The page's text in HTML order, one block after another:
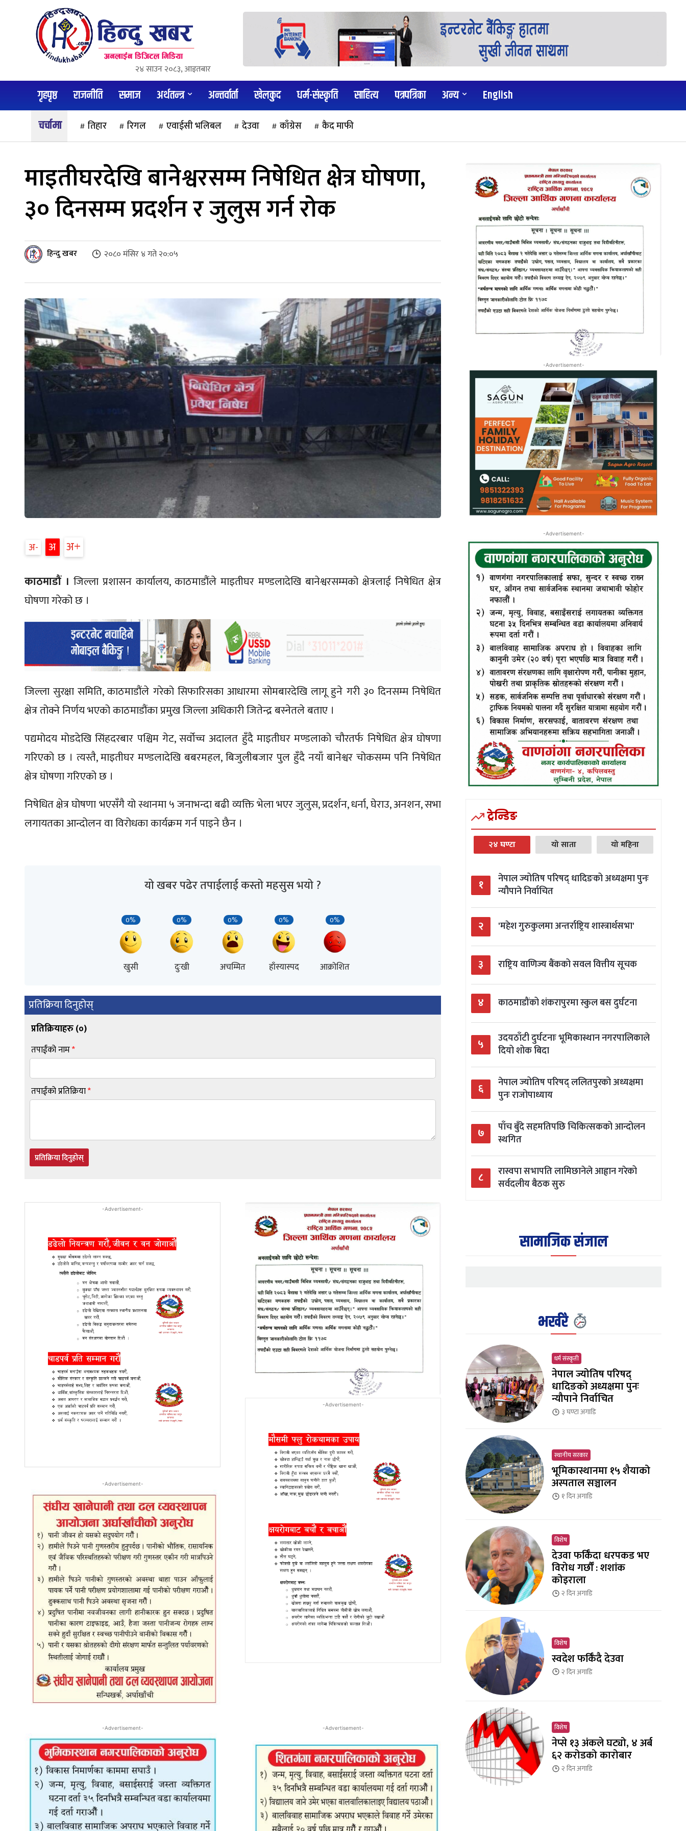
२४ साउन २०८३, आइतबार
गृहपृष्ठ राजनीति समाज अर्थतन्त्र अन्तर्वार्ता खेलकुद धर्म-संस्कृति साहित्य पत्रपत्रिका अन्य English
तिहार रिगल एवाईसी भलिबल देउवा काँग्रेस कैद माफी
माइतीघरदेखि बानेश्वरसम्म निषेधित क्षेत्र घोषणा,
३० दिनसम्म प्रदर्शन र जुलुस गर्न रोक
हिन्दु खबर २०८० मंसिर ४ गते २०:०५
अ- अ अ+
काठमाडौं । जिल्ला प्रशासन कार्यालय, काठमाडौंले माइतीघर मण्डलादेखि बानेश्वरसम्मको क्षेत्रलाई निषेधित क्षेत्र
घोषणा गरेको छ ।
जिल्ला सुरक्षा समिति, काठमाडौंले गरेको सिफारिसका आधारमा सोमबारदेखि लागू हुने गरी ३० दिनसम्म निषेधित
क्षेत्र तोक्ने निर्णय भएको काठमाडौंका प्रमुख जिल्ला अधिकारी जितेन्द्र बस्नेतले बताए ।
पद्यमोदय मोडदेखि सिंहदरबार पश्चिम गेट, सर्वोच्च अदालत हुँदै माइतीघर मण्डलाको चौरतर्फ निषेधित क्षेत्र घोषणा
गरिएको छ । त्यस्तै, माइतीघर मण्डलादेखि बबरमहल, बिजुलीबजार पुल हुँदै नयाँ बानेश्वर चोकसम्म पनि निषेधित
क्षेत्र घोषणा गरिएको छ ।
निषेधित क्षेत्र घोषणा भएसँगै यो स्थानमा ५ जनाभन्दा बढी व्यक्ति भेला भएर जुलुस, प्रदर्शन, धर्ना, घेराउ, अनशन, सभा
लगायतका आन्दोलन वा विरोधका कार्यक्रम गर्न पाइने छैन ।
यो खबर पढेर तपाईलाई कस्तो महसुस भयो ?
0%
खुसी
0%
दुःखी
0%
अचम्मित
0%
हाँस्यास्पद
0%
आक्रोशित
प्रतिक्रिया दिनुहोस्
प्रतिक्रियाहरु (०)
तपाईंको नाम*
तपाईंको प्रतिक्रिया*
प्रतिक्रिया दिनुहोस्
-Advertisement-
-Advertisement-
-Advertisement-
-Advertisement- -Advertisement-
-Advertisement-
-Advertisement-
ट्रेन्डिङ
२४ घण्टा यो साता यो महिना
१
नेपाल ज्योतिष परिषद् धादिङको अध्यक्षमा पुनः
न्यौपाने निर्वाचित
२ 'महेश गुरुकुलमा अन्तर्राष्ट्रिय शास्त्रार्थसभा'
३ राष्ट्रिय वाणिज्य बैंकको सवल वित्तीय सूचक
४ काठमाडौंको शंकरापुरमा स्कुल बस दुर्घटना
५
उदयठाँटी दुर्घटनाः भूमिकास्थान नगरपालिकाले
दियो शोक बिदा
६
नेपाल ज्योतिष परिषद् ललितपुरको अध्यक्षमा
पुनः राजोपाध्याय
७
पाँच बुँदे सहमतिपछि चिकित्सकको आन्दोलन
स्थगित
८
रास्वपा सभापति लामिछानेले आह्वान गरेको
सर्वदलीय बैठक सुरु
सामाजिक संजाल
भर्खरै
धर्म संस्कृती
नेपाल ज्योतिष परिषद्
धादिङको अध्यक्षमा पुनः
न्यौपाने निर्वाचित
३ घण्टाअगाडि
स्थानीय सरकार
भूमिकास्थानमा १५ शैयाको
अस्पताल सञ्चालन
१ दिनअगाडि
विशेष
देउवा फर्किँदा धरपकड भए
विरोध गर्छौँं : शशांक
कोइराला
२ दिनअगाडि
विशेष
स्वदेश फर्किँदै देउवा
२ दिनअगाडि
विशेष
नेप्से १३ अंकले घट्यो, ४ अर्ब
६२ करोडको कारोबार
२ दिनअगाडि